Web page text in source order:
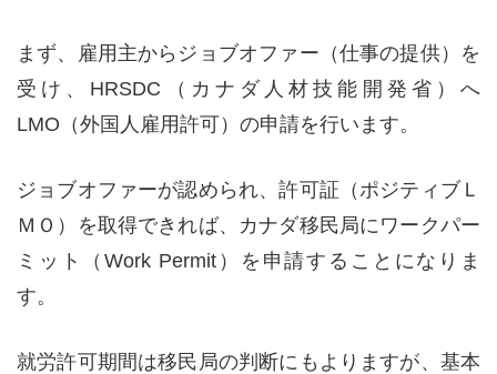
まず、雇用主からジョブオファー（仕事の提供）を
受け、HRSDC（カナダ人材技能開発省）へ
LMO（外国人雇用許可）の申請を行います。
ジョブオファーが認められ、許可証（ポジティブＬ
ＭＯ）を取得できれば、カナダ移民局にワークパー
ミット（Work Permit）を申請することになりま
す。
就労許可期間は移民局の判断にもよりますが、基本